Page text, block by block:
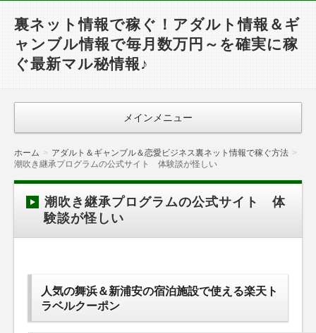
裏ネット情報で稼ぐ！アダルト情報＆ギ
ャンブル情報で毎月数万円～を確実に稼
ぐ最新マル秘情報♪
メインメニュー
ホーム
アダルト＆ギャンブル＆恋愛ビジネス裏ネット情報で稼ぐ方法
潮吹き継承プログラムの公式サイト 体験談が怪しい
潮吹き継承プログラムの公式サイト 体
験談が怪しい
人気の舞浜＆新浦安の宿泊施設で使える楽天ト
ラベルクーポン